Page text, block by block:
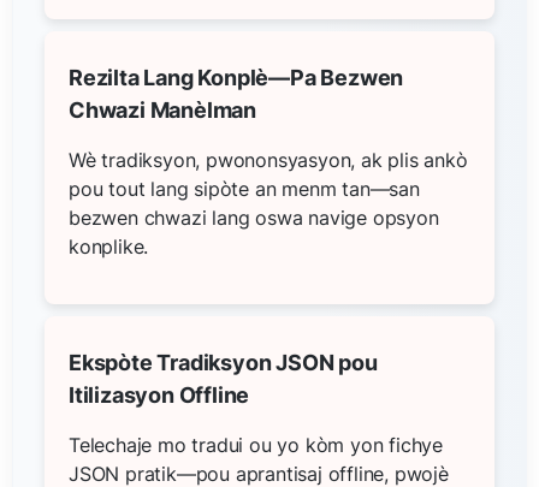
Rezilta Lang Konplè—Pa Bezwen
Chwazi Manèlman
Wè tradiksyon, pwononsyasyon, ak plis ankò
pou tout lang sipòte an menm tan—san
bezwen chwazi lang oswa navige opsyon
konplike.
Ekspòte Tradiksyon JSON pou
Itilizasyon Offline
Telechaje mo tradui ou yo kòm yon fichye
JSON pratik—pou aprantisaj offline, pwojè